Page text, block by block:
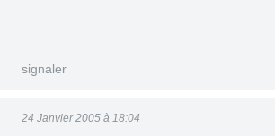
signaler
24 Janvier 2005 à 18:04